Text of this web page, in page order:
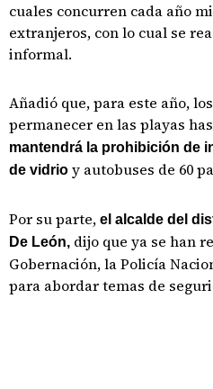
cuales concurren cada año
extranjeros, con lo cual se
informal.
Añadió que, para este año,
permanecer en las playas
mantendrá la prohibición de
de vidrio y autobuses de 60
Por su parte, el alcalde del
De León, dijo que ya se han
Gobernación, la Policía
para abordar temas de